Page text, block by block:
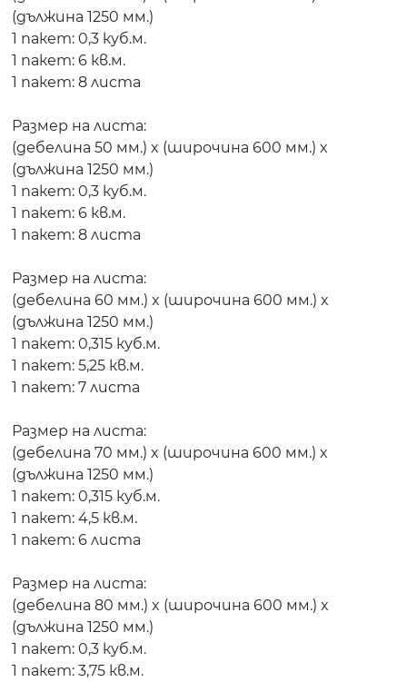
(дължина 1250 мм.)
1 пакет: 0,3 куб.м.
1 пакет: 6 кв.м.
1 пакет: 8 листа
Размер на листа:
(дебелина 50 мм.) x (широчина 600 мм.) x
(дължина 1250 мм.)
1 пакет: 0,3 куб.м.
1 пакет: 6 кв.м.
1 пакет: 8 листа
Размер на листа:
(дебелина 60 мм.) x (широчина 600 мм.) x
(дължина 1250 мм.)
1 пакет: 0,315 куб.м.
1 пакет: 5,25 кв.м.
1 пакет: 7 листа
Размер на листа:
(дебелина 70 мм.) x (широчина 600 мм.) x
(дължина 1250 мм.)
1 пакет: 0,315 куб.м.
1 пакет: 4,5 кв.м.
1 пакет: 6 листа
Размер на листа:
(дебелина 80 мм.) x (широчина 600 мм.) x
(дължина 1250 мм.)
1 пакет: 0,3 куб.м.
1 пакет: 3,75 кв.м.